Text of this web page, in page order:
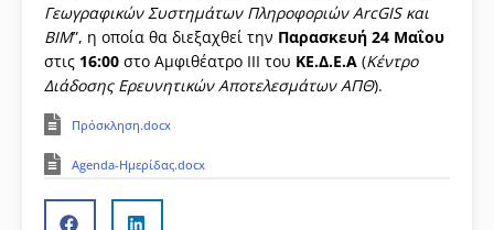
Γεωγραφικών Συστημάτων Πληροφοριών ArcGIS και
BIΜ”, η οποία θα διεξαχθεί την Παρασκευή 24 Μαΐου
στις 16:00 στο Αμφιθέατρο ΙΙΙ του ΚΕ.Δ.Ε.Α (Κέντρο
Διάδοσης Ερευνητικών Αποτελεσμάτων ΑΠΘ).
Πρόσκληση.docx
Agenda-Ημερίδας.docx